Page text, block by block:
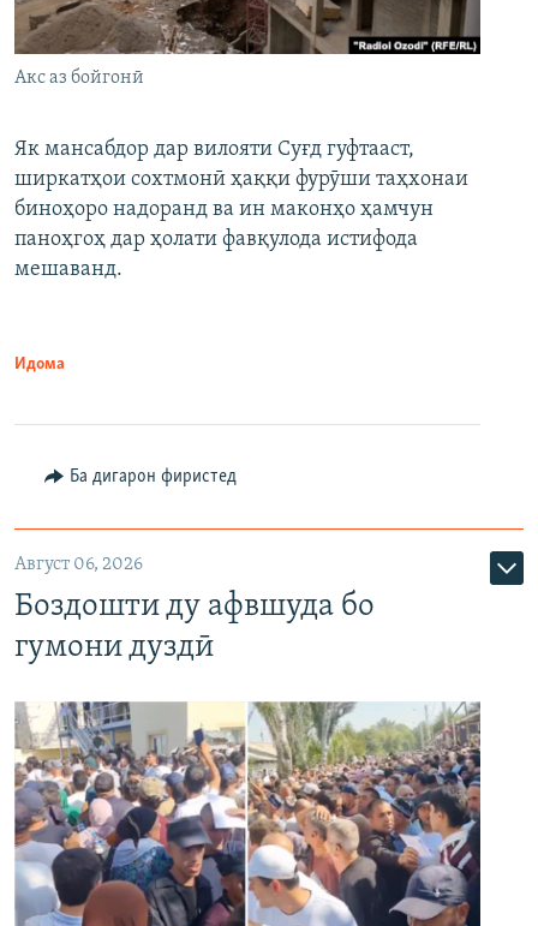
Акс аз бойгонӣ
Як мансабдор дар вилояти Суғд гуфтааст,
ширкатҳои сохтмонӣ ҳаққи фурӯши таҳхонаи
биноҳоро надоранд ва ин маконҳо ҳамчун
паноҳгоҳ дар ҳолати фавқулода истифода
мешаванд.
Идома
Ба дигарон фиристед
Август 06, 2026
Боздошти ду афвшуда бо
гумони дуздӣ